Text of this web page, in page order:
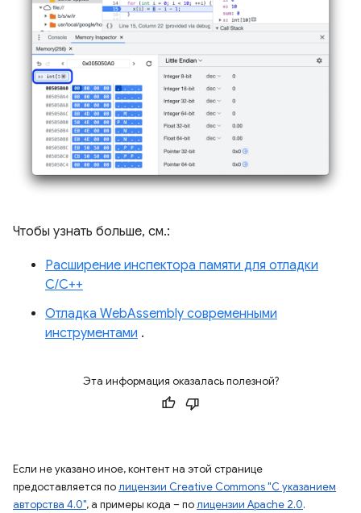
Чтобы узнать больше, см.:
Расширение инспектора памяти для отладки
C/C++
Отладка WebAssembly современными
инструментами .
Эта информация оказалась полезной?
Если не указано иное, контент на этой странице
предоставляется полицензии Creative Commons "С указанием
авторства 4.0", а примеры кода – полицензии Apache 2.0.